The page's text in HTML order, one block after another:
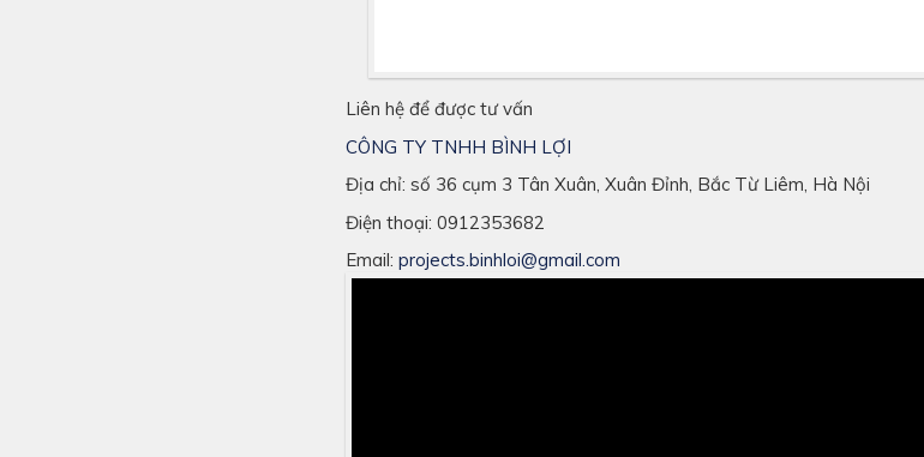
Liên hệ để được tư vấn
CÔNG TY TNHH BÌNH LỢI
Địa chỉ: số 36 cụm 3 Tân Xuân, Xuân Đỉnh, Bắc Từ Liêm, Hà Nội
Điện thoại: 0912353682
Email: projects.binhloi@gmail.com